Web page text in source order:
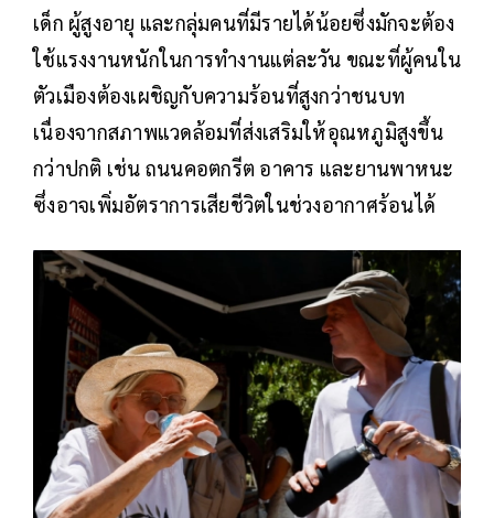
เด็ก ผู้สูงอายุ และกลุ่มคนที่มีรายได้น้อยซึ่งมักจะต้อง
ใช้แรงงานหนักในการทำงานแต่ละวัน ขณะที่ผู้คนใน
ตัวเมืองต้องเผชิญกับความร้อนที่สูงกว่าชนบท
เนื่องจากสภาพแวดล้อมที่ส่งเสริมให้อุณหภูมิสูงขึ้น
กว่าปกติ เช่น ถนนคอตกรีต อาคาร และยานพาหนะ
ซึ่งอาจเพิ่มอัตราการเสียชีวิตในช่วงอากาศร้อนได้